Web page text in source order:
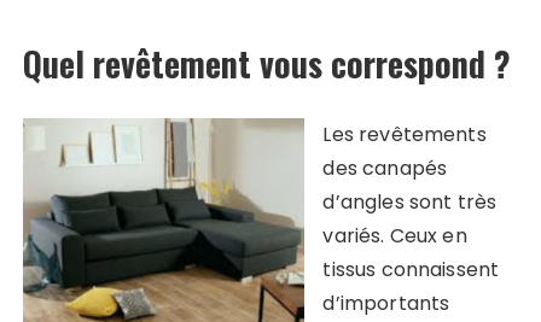
Quel revêtement vous correspond ?
Les revêtements
des canapés
d’angles sont très
variés. Ceux en
tissus connaissent
d’importants